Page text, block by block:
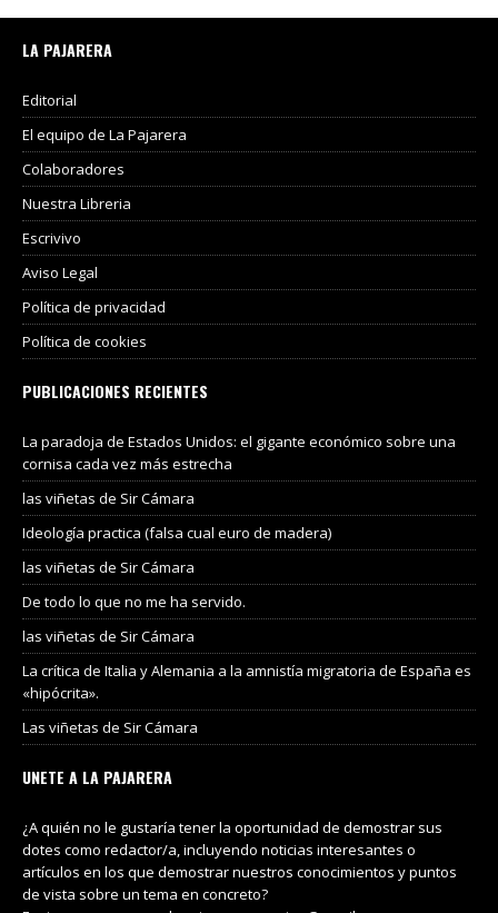
LA PAJARERA
Editorial
El equipo de La Pajarera
Colaboradores
Nuestra Libreria
Escrivivo
Aviso Legal
Política de privacidad
Política de cookies
PUBLICACIONES RECIENTES
La paradoja de Estados Unidos: el gigante económico sobre una
cornisa cada vez más estrecha
las viñetas de Sir Cámara
Ideología practica (falsa cual euro de madera)
las viñetas de Sir Cámara
De todo lo que no me ha servido.
las viñetas de Sir Cámara
La crítica de Italia y Alemania a la amnistía migratoria de España es
«hipócrita».
Las viñetas de Sir Cámara
UNETE A LA PAJARERA
¿A quién no le gustaría tener la oportunidad de demostrar sus
dotes como redactor/a, incluyendo noticias interesantes o
artículos en los que demostrar nuestros conocimientos y puntos
de vista sobre un tema en concreto?